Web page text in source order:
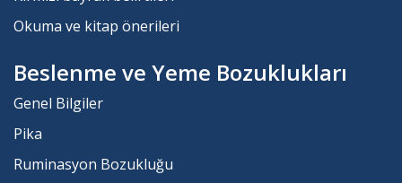
Okuma ve kitap önerileri
Beslenme ve Yeme Bozuklukları
Genel Bilgiler
Pika
Ruminasyon Bozukluğu